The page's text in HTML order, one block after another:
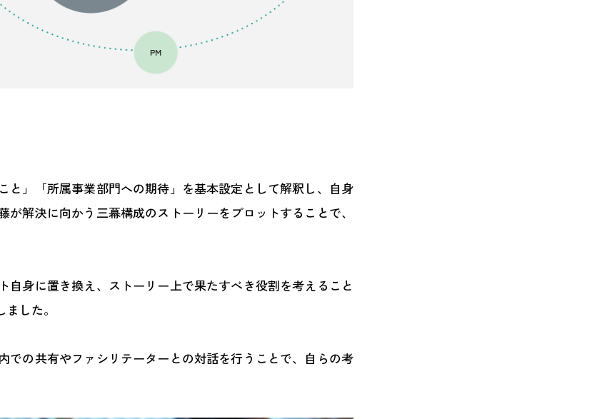
と」「所属事業部門への期待」を基本設定として解釈し、自身
解決に向かう三幕構成のストーリーをプロットすることで、
身に置き換え、ストーリー上で果たすべき役割を考えること
した。
の共有やファシリテーターとの対話を行うことで、自らの考